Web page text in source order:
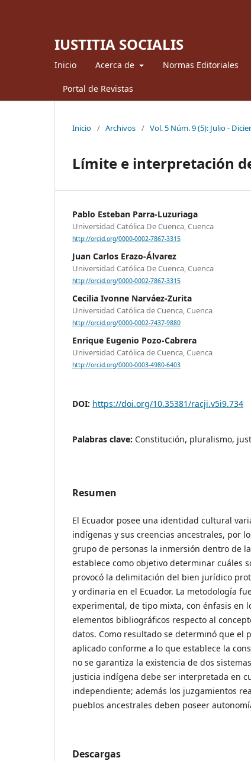
IUSTITIA SOCIALIS
Inicio Acerca de Normas Editoriales
Portal de Revistas
Inicio / Archivos / Vol. 5 Núm. 9 (5): Julio -
Límite e interpretación
Pablo Esteban Parra-Luzuriaga
Universidad Católica De Cuenca, Cuenca
http://orcid.org/0000-0002-7867-3315
Juan Carlos Erazo-Álvarez
Universidad Católica De Cuenca, Cuenca
http://orcid.org/0000-0002-7867-3315
Cecilia Ivonne Narváez-Zurita
Universidad Católica de Cuenca, Cuenca
http://orcid.org/0000-0002-7437-9880
Enrique Eugenio Pozo-Cabrera
Universidad Católica de Cuenca, Cuenca
http://orcid.org/0000-0003-4980-6403
DOI: https://doi.org/10.35381/racji.v5i9.734
Palabras clave: Constitución, pluralismo,
Resumen
El Ecuador posee una identidad cultural
indígenas y sus creencias ancestrales, por
grupo de personas la inmersión dentro de la
establece como objetivo determinar cuáles
provocó la delimitación del bien jurídico
y ordinaria en el Ecuador. La metodología
experimental, de tipo mixta, con énfasis en
elementos bibliográficos respecto al
datos. Como resultado se determinó que el
aplicado conforme a lo que establece la
no se garantiza la existencia de dos
justicia indígena debe ser interpretada en
independiente; además los juzgamientos
pueblos ancestrales deben poseer
Descargas